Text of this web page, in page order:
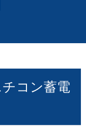
コン蓄電